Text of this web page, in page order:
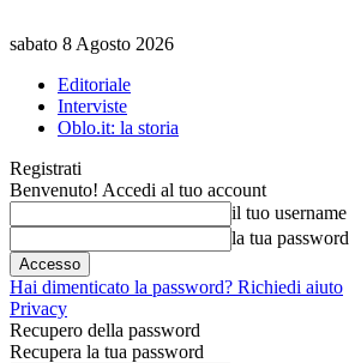
sabato 8 Agosto 2026
Editoriale
Interviste
Oblo.it: la storia
Registrati
Benvenuto! Accedi al tuo account
il tuo username
la tua password
Hai dimenticato la password? Richiedi aiuto
Privacy
Recupero della password
Recupera la tua password